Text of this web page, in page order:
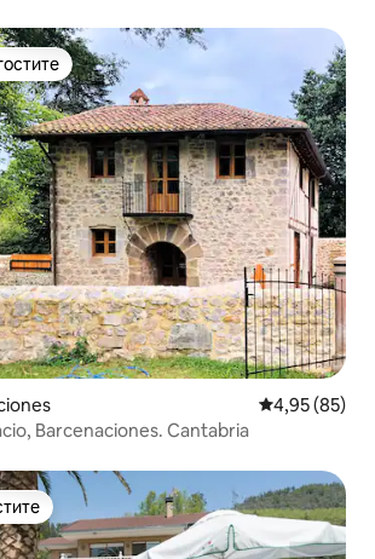
„Омилени на гостите“
Просечна
4,95 (85)
Barcenaciones. Cantabria